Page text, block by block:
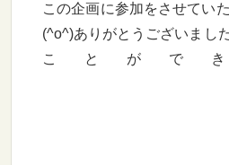
この企画に参加をさせてい
(^o^)ありがとうございまし
ことがで